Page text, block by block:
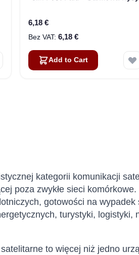
6,18 €
6,18 €
Add to Cart
kategorii komunikacji
poza zwykłe sieci
gotowości na
turystyki, logistyki,
to więcej niż jedno